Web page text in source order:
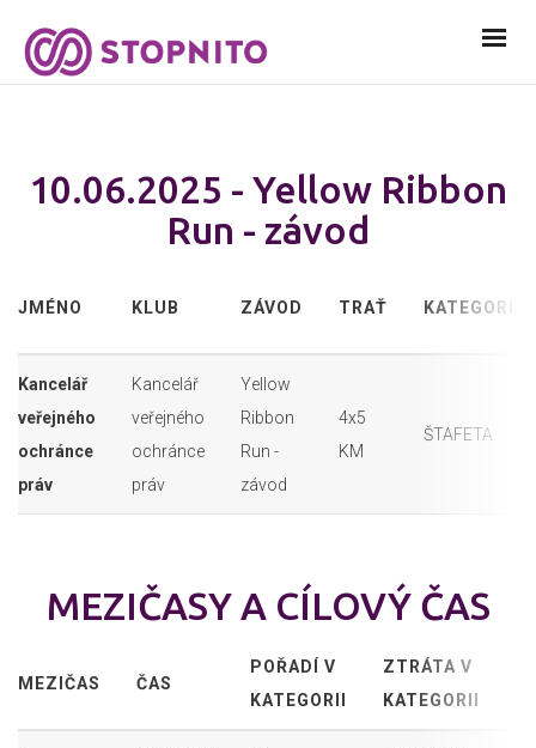
10.06.2025 - Yellow Ribbon
Run - závod
JMÉNO KLUB ZÁVOD TRAŤ KATEGORIE
Kancelář
veřejného
ochránce
práv
Kancelář
veřejného
ochránce
práv
Yellow
Ribbon
Run -
závod
4x5
KM
ŠTAFETA
MEZIČASY A CÍLOVÝ ČAS
MEZIČAS ČAS
POŘADÍ V
KATEGORII
ZTRÁTA V
KATEGORII